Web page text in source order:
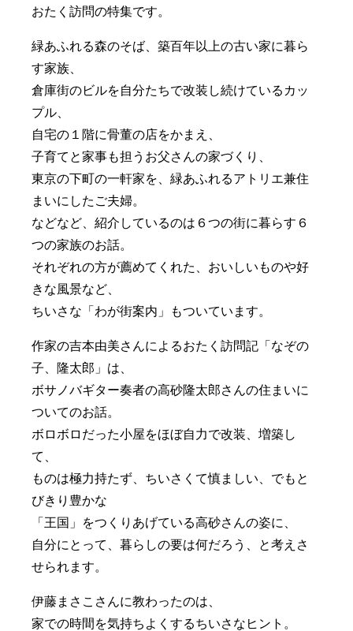
おたく訪問の特集です。
緑あふれる森のそば、築百年以上の古い家に暮ら
す家族、
倉庫街のビルを自分たちで改装し続けているカッ
プル、
自宅の１階に骨董の店をかまえ、
子育てと家事も担うお父さんの家づくり、
東京の下町の一軒家を、緑あふれるアトリエ兼住
まいにしたご夫婦。
などなど、紹介しているのは６つの街に暮らす６
つの家族のお話。
それぞれの方が薦めてくれた、おいしいものや好
きな風景など、
ちいさな「わが街案内」もついています。
作家の吉本由美さんによるおたく訪問記「なぞの
子、隆太郎」は、
ボサノバギター奏者の高砂隆太郎さんの住まいに
ついてのお話。
ボロボロだった小屋をほぼ自力で改装、増築し
て、
ものは極力持たず、ちいさくて慎ましい、でもと
びきり豊かな
「王国」をつくりあげている高砂さんの姿に、
自分にとって、暮らしの要は何だろう、と考えさ
せられます。
伊藤まさこさんに教わったのは、
家での時間を気持ちよくするちいさなヒント。